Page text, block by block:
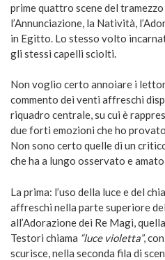
prime quattro scene del
l’Annunciazione, la Natività,
in Egitto. Lo stesso volto
gli stessi capelli sciolti.
Non voglio certo annoiare i
commento dei venti affreschi
riquadro centrale, su cui è
due forti emozioni che ho
Non sono certo quelle di un
che ha a lungo osservato e
La prima: l’uso della luce e del
affreschi nella parte superiore
all’Adorazione dei Re Magi,
Testori chiama “luce violetta”,
scurisce, nella seconda fila di